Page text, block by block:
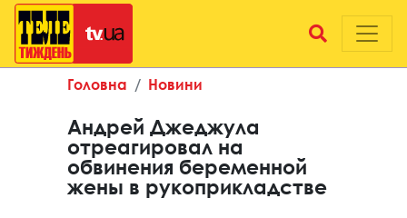
Головна Новини
Андрей Джеджула
отреагировал на
обвинения беременной
жены в рукоприкладстве